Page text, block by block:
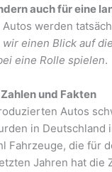
auch für eine
werden
einen Blick auf
eine Rolle spielen.
und Fakten
Autos
in Deutschland
Fahrzeuge, die für
Jahren hat die